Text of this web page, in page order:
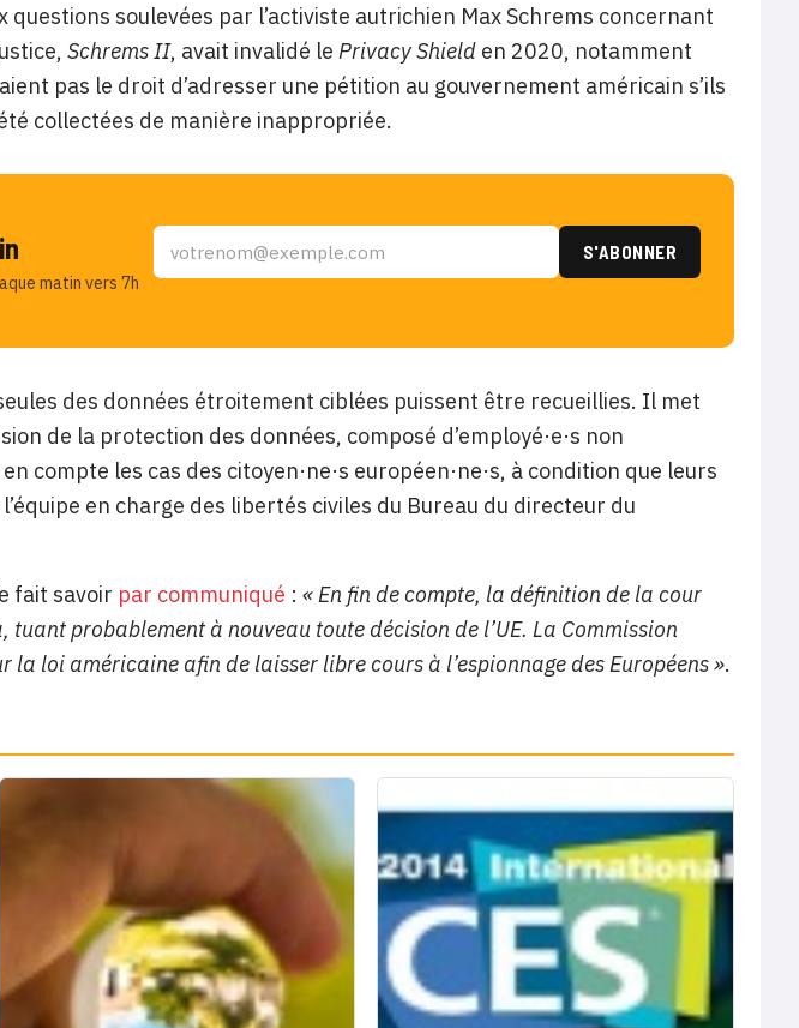
soulevées par l’activiste autrichien Max Schrems concernant
Schrems II, avait invalidé le Privacy Shield en 2020, notamment
pas le droit d’adresser une pétition au gouvernement américain s’ils
collectées de manière inappropriée.
matin vers 7h
des données étroitement ciblées puissent être recueillies. Il met
de la protection des données, composé d’employé·e·s non
compte les cas des citoyen·ne·s européen·ne·s, à condition que leurs
en charge des libertés civiles du Bureau du directeur du
fait savoir par communiqué : « En fin de compte, la définition de la cour
tuant probablement à nouveau toute décision de l’UE. La Commission
la loi américaine afin de laisser libre cours à l’espionnage des Européens ».